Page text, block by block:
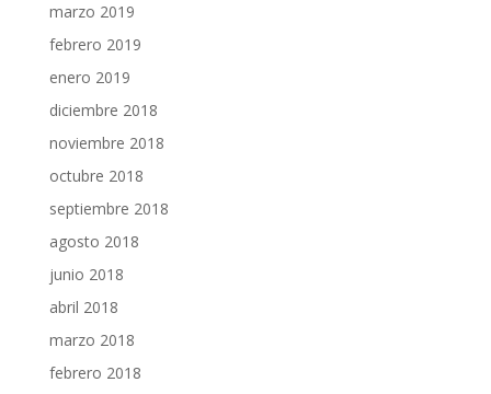
marzo 2019
febrero 2019
enero 2019
diciembre 2018
noviembre 2018
octubre 2018
septiembre 2018
agosto 2018
junio 2018
abril 2018
marzo 2018
febrero 2018